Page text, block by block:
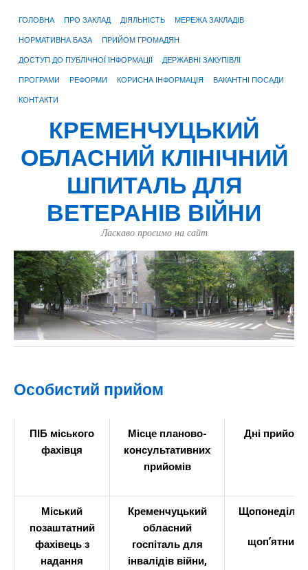
ГОЛОВНА ПРО ЗАКЛАД ДІЯЛЬНІСТЬ МЕРЕЖА ЗАКЛАДІВ
НОРМАТИВНА БАЗА ПРИЙОМ ГРОМАДЯН
ДОСТУП ДО ПУБЛІЧНОЇ ІНФОРМАЦІЇ ДЕРЖАВНІ ЗАКУПІВЛІ
ПРОГРАМИ РЕФОРМИ КОРИСНА ІНФОРМАЦІЯ ВАКАНТНІ ПОСАДИ
КОНТАКТИ
КРЕМЕНЧУЦЬКИЙ
ОБЛАСНИЙ КЛІНІЧНИЙ
ШПИТАЛЬ ДЛЯ
ВЕТЕРАНІВ ВІЙНИ
Ласкаво просимо на сайт
Особистий прийом
ПІБ міського
фахівця
Місце планово-
консультативних
прийомів
Дні прийому
Міський
позаштатний
фахівець з
надання
Кременчуцький
обласний
госпіталь для
інвалідів війни,
щоп’ятниці